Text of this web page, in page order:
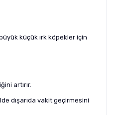
küçük ırk köpekler için
artırır.
dışarıda vakit geçirmesini